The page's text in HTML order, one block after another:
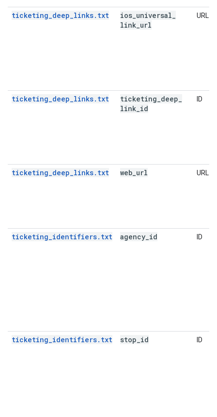
ticketing_deep_links.txt ios universal
link url
URL
ticketing_deep_links.txt ticketing deep
link id
ID
ticketing_deep_links.txt web url URL
ticketing_identifiers.txt agency id ID
ticketing_identifiers.txt stop id ID